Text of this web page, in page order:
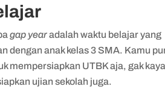
gap yearadalah waktu belajar yang
dengan anak kelas 3 SMA. Kamu
mempersiapkan UTBK aja, gak
ujian sekolah juga.